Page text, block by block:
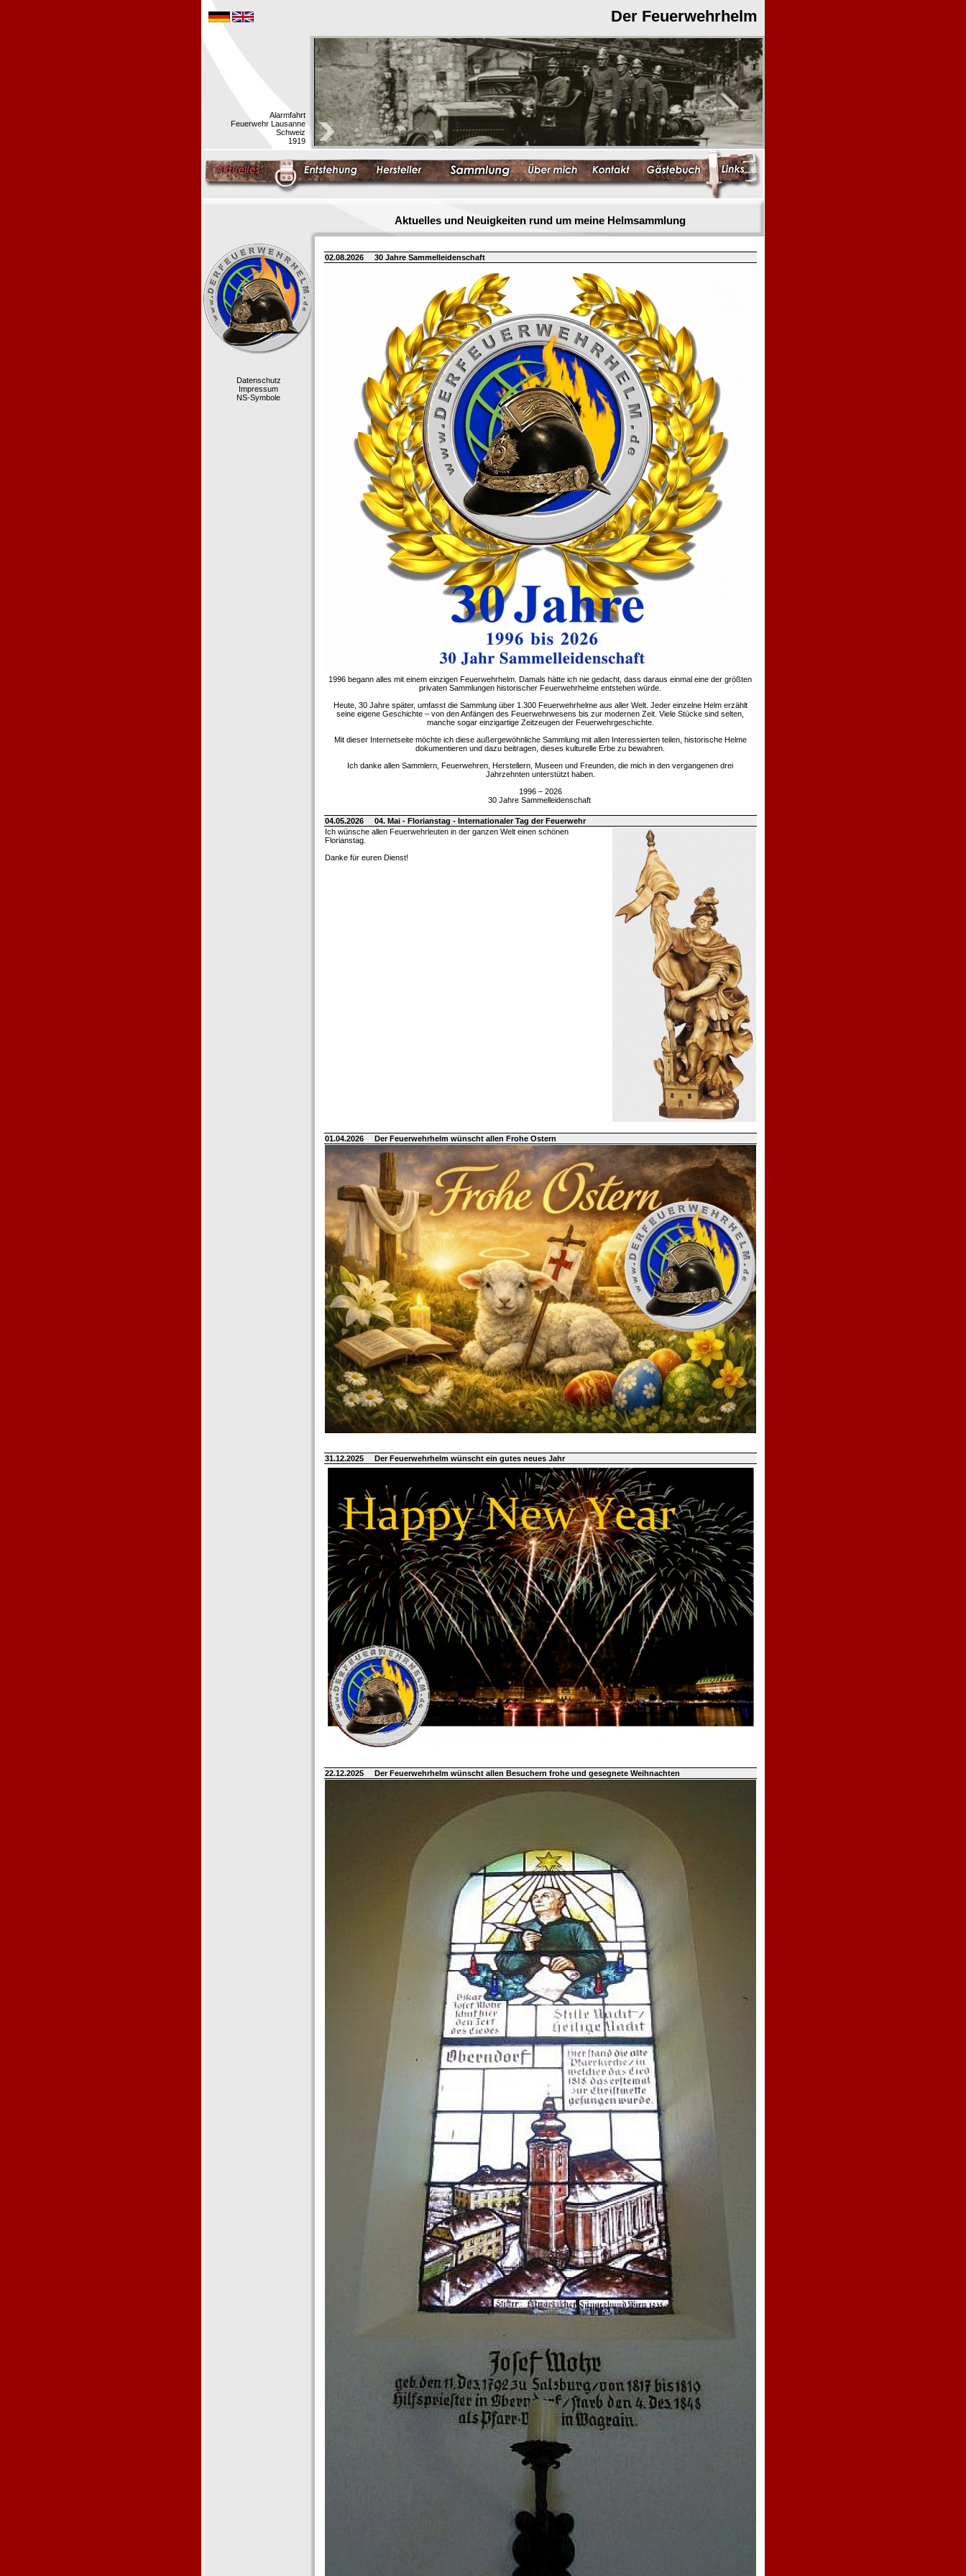
Der Feuerwehrhelm
Alarmfahrt
Feuerwehr Lausanne
Schweiz
1919
Aktuelles und Neuigkeiten rund um meine Helmsammlung
Datenschutz
Impressum
NS-Symbole
02.08.2026 30 Jahre Sammelleidenschaft
1996 begann alles mit einem einzigen Feuerwehrhelm. Damals hätte ich nie gedacht, dass daraus einmal eine der größten
privaten Sammlungen historischer Feuerwehrhelme entstehen würde.
Heute, 30 Jahre später, umfasst die Sammlung über 1.300 Feuerwehrhelme aus aller Welt. Jeder einzelne Helm erzählt
seine eigene Geschichte – von den Anfängen des Feuerwehrwesens bis zur modernen Zeit. Viele Stücke sind selten,
manche sogar einzigartige Zeitzeugen der Feuerwehrgeschichte.
Mit dieser Internetseite möchte ich diese außergewöhnliche Sammlung mit allen Interessierten teilen, historische Helme
dokumentieren und dazu beitragen, dieses kulturelle Erbe zu bewahren.
Ich danke allen Sammlern, Feuerwehren, Herstellern, Museen und Freunden, die mich in den vergangenen drei
Jahrzehnten unterstützt haben.
1996 – 2026
30 Jahre Sammelleidenschaft
04.05.2026
04. Mai - Florianstag - Internationaler Tag der Feuerwehr
Ich wünsche allen Feuerwehrleuten in der ganzen Welt einen schönen
Florianstag.
Danke für euren Dienst!
01.04.2026 Der Feuerwehrhelm wünscht allen Frohe Ostern
31.12.2025 Der Feuerwehrhelm wünscht ein gutes neues Jahr
22.12.2025 Der Feuerwehrhelm wünscht allen Besuchern frohe und gesegnete Weihnachten